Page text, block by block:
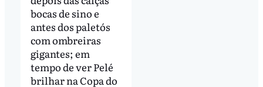
bocas de sino e
antes dos paletós
com ombreiras
gigantes; em
tempo de ver Pelé
brilhar na Copa do